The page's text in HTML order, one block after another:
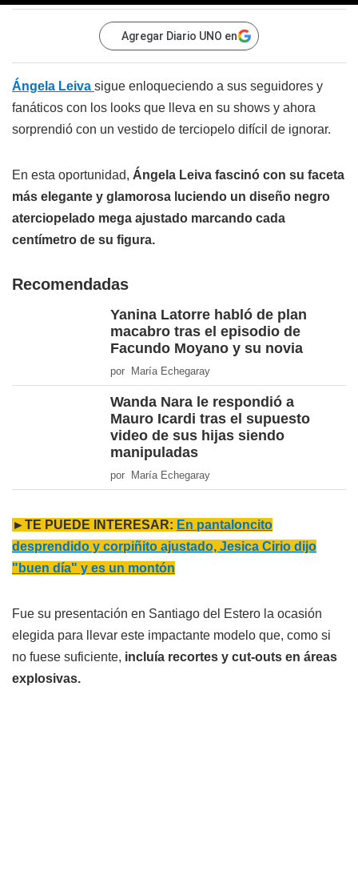
Agregar Diario UNO en
Ángela Leiva sigue enloqueciendo a sus seguidores y
fanáticos con los looks que lleva en su shows y ahora
sorprendió con un vestido de terciopelo difícil de ignorar.
En esta oportunidad, Ángela Leiva fascinó con su faceta
más elegante y glamorosa luciendo un diseño negro
aterciopelado mega ajustado marcando cada
centímetro de su figura.
Recomendadas
Yanina Latorre habló de plan
macabro tras el episodio de
Facundo Moyano y su novia
por María Echegaray
Wanda Nara le respondió a
Mauro Icardi tras el supuesto
video de sus hijas siendo
manipuladas
por María Echegaray
►TE PUEDE INTERESAR: En pantaloncito
desprendido y corpiñito ajustado, Jesica Cirio dijo
"buen día" y es un montón
Fue su presentación en Santiago del Estero la ocasión
elegida para llevar este impactante modelo que, como si
no fuese suficiente, incluía recortes y cut-outs en áreas
explosivas.